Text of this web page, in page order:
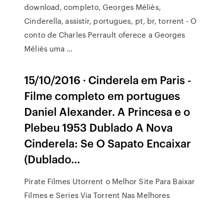
download, completo, Georges Méliès,
Cinderella, assistir, portugues, pt, br, torrent - O
conto de Charles Perrault oferece a Georges
Méliès uma …
15/10/2016 · Cinderela em Paris -
Filme completo em portugues
Daniel Alexander. A Princesa e o
Plebeu 1953 Dublado A Nova
Cinderela: Se O Sapato Encaixar
(Dublado…
Pirate Filmes Utorrent o Melhor Site Para Baixar
Filmes e Series Via Torrent Nas Melhores